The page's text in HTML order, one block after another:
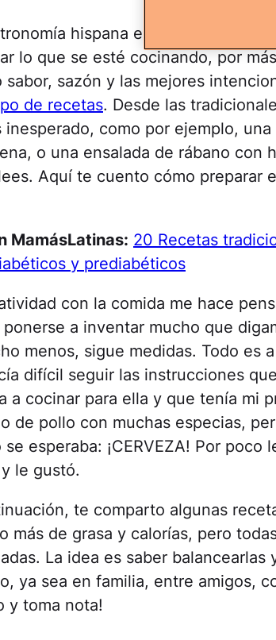
hispana es rica en tanto
lo que se esté cocinando, por
sabor, sazón y las mejores
de recetas. Desde las
inesperado, como por ejemplo,
o una ensalada de rábano con
Aquí te cuento cómo preparar
MamásLatinas: 20 Recetas
y prediabéticos
con la comida me hace
ponerse a inventar mucho que
menos, sigue medidas. Todo es
difícil seguir las instrucciones
a cocinar para ella y que tenía mi
de pollo con muchas especias,
se esperaba: ¡CERVEZA! Por
le gustó.
te comparto algunas
más de grasa y calorías, pero
La idea es saber
ya sea en familia, entre amigos,
y toma nota!